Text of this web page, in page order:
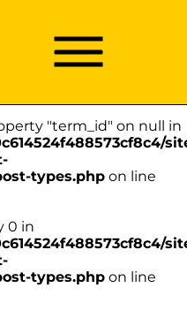
Passer
Menu principal
Menu
in
types.php
"term_id" on null in
types.php on line
0 in
types.php on line